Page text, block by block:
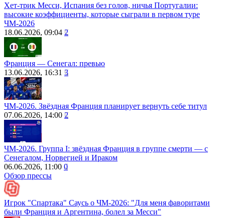
Хет-трик Месси, Испания без голов, ничья Португалии:
высокие коэффициенты, которые сыграли в первом туре
ЧМ-2026
18.06.2026, 09:04 2
Франция ― Сенегал: превью
13.06.2026, 16:31 3
ЧМ-2026. Звёздная Франция планирует вернуть себе титул
07.06.2026, 14:00 2
ЧМ-2026. Группа I: звёздная Франция в группе смерти — с
Сенегалом, Норвегией и Ираком
06.06.2026, 11:00 0
Обзор прессы
Игрок "Спартака" Саусь о ЧМ-2026: "Для меня фаворитами
были Франция и Аргентина, болел за Месси"